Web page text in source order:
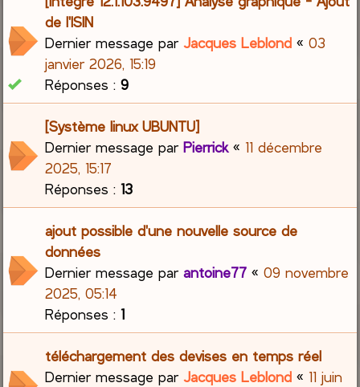
de l'ISIN
Dernier message parJacques Leblond «03
janvier 2026, 15:19
Réponses :9
[Système linux UBUNTU]
Dernier message parPierrick« 11 décembre
2025, 15:17
Réponses :13
ajout possible d'une nouvelle source de
données
Dernier message parantoine77 «09 novembre
2025, 05:14
Réponses :1
téléchargement des devises en temps réel
Dernier message parJacques Leblond « 11 juin